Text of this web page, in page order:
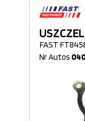
FAST
Nr Autos